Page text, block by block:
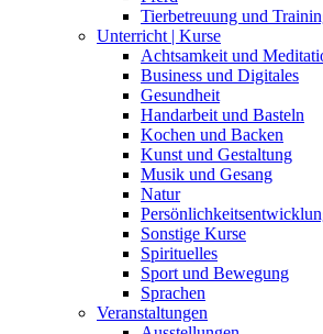
Tierbetreuung und
Unterricht | Kurse
Achtsamkeit und
Business und Digitales
Gesundheit
Handarbeit und Basteln
Kochen und Backen
Kunst und Gestaltung
Musik und Gesang
Natur
Sonstige Kurse
Spirituelles
Sport und Bewegung
Sprachen
Veranstaltungen